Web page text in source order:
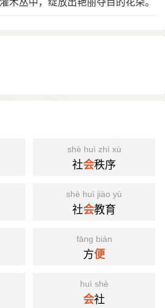
shè huì zhì xù
社会秩序
shè huì jiào yù
社会教育
fāng biàn
方便
huì shè
会社